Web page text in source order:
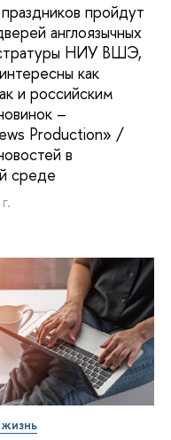
пройдут
англоязычных
НИУ ВШЭ,
как
и российским
–
Production» /
в
среде